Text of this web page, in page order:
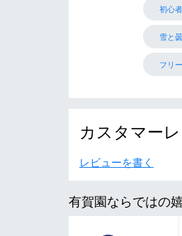
初心
雪と
フリ
カスタマー
レビューを書く
有賀園ならではの